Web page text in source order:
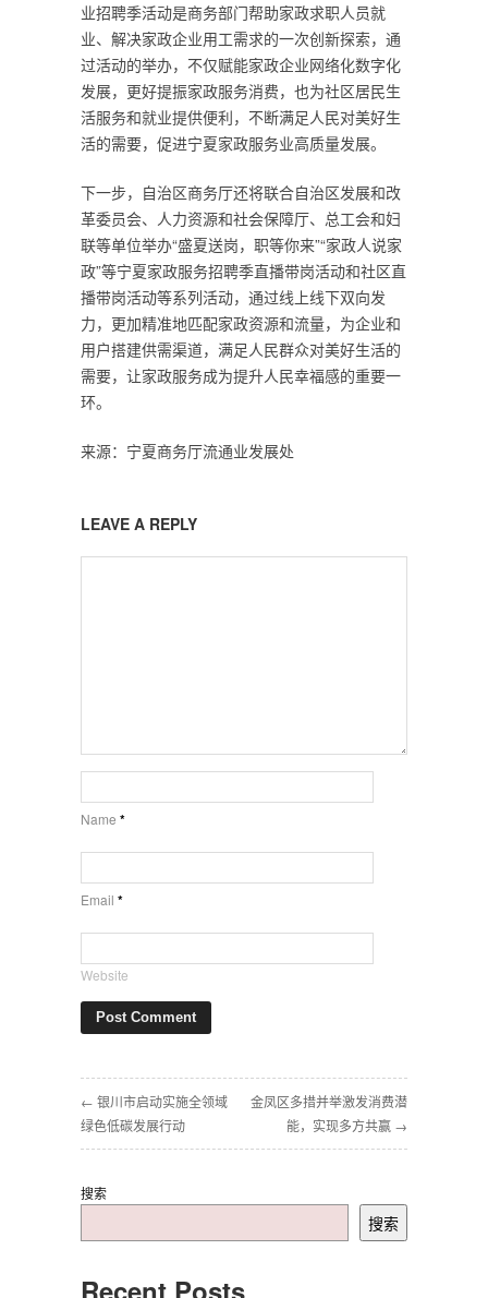
业招聘季活动是商务部门帮助家政求职人员就
业、解决家政企业用工需求的一次创新探索，通
过活动的举办，不仅赋能家政企业网络化数字化
发展，更好提振家政服务消费，也为社区居民生
活服务和就业提供便利，不断满足人民对美好生
活的需要，促进宁夏家政服务业高质量发展。
下一步，自治区商务厅还将联合自治区发展和改
革委员会、人力资源和社会保障厅、总工会和妇
联等单位举办“盛夏送岗，职等你来”“家政人说家
政”等宁夏家政服务招聘季直播带岗活动和社区直
播带岗活动等系列活动，通过线上线下双向发
力，更加精准地匹配家政资源和流量，为企业和
用户搭建供需渠道，满足人民群众对美好生活的
需要，让家政服务成为提升人民幸福感的重要一
环。
来源：宁夏商务厅流通业发展处
LEAVE A REPLY
Name *
Email *
Website
← 银川市启动实施全领域
绿色低碳发展行动
金凤区多措并举激发消费潜
能，实现多方共赢 →
搜索
搜索
Recent Posts